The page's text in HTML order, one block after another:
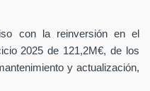
con la reinversión en el
2025 de 121,2M€, de los
y actualización,